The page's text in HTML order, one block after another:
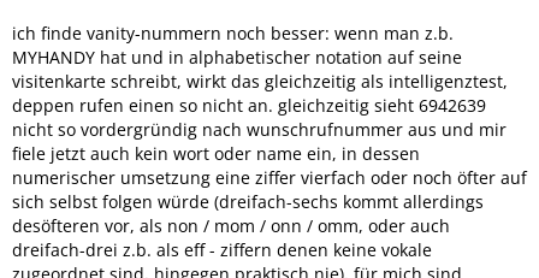
ich finde vanity-nummern noch besser: wenn man z.b.
MYHANDY hat und in alphabetischer notation auf seine
visitenkarte schreibt, wirkt das gleichzeitig als intelligenztest,
deppen rufen einen so nicht an. gleichzeitig sieht 6942639
nicht so vordergründig nach wunschrufnummer aus und mir
fiele jetzt auch kein wort oder name ein, in dessen
numerischer umsetzung eine ziffer vierfach oder noch öfter auf
sich selbst folgen würde (dreifach-sechs kommt allerdings
desöfteren vor, als non / mom / onn / omm, oder auch
dreifach-drei z.b. als eff - ziffern denen keine vokale